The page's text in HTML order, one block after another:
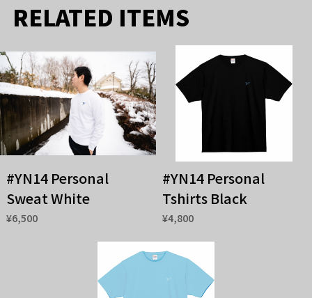
RELATED ITEMS
#YN14 Personal
Sweat White
¥6,500
#YN14 Personal
Tshirts Black
¥4,800